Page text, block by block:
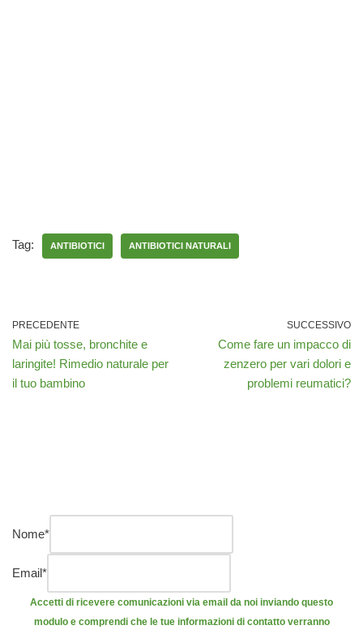
Tag: ANTIBIOTICI ANTIBIOTICI NATURALI
PRECEDENTE
Mai più tosse, bronchite e
laringite! Rimedio naturale per
il tuo bambino
SUCCESSIVO
Come fare un impacco di
zenzero per vari dolori e
problemi reumatici?
Nome*
Email*
Accetti di ricevere comunicazioni via email da noi inviando questo
modulo e comprendi che le tue informazioni di contatto verranno